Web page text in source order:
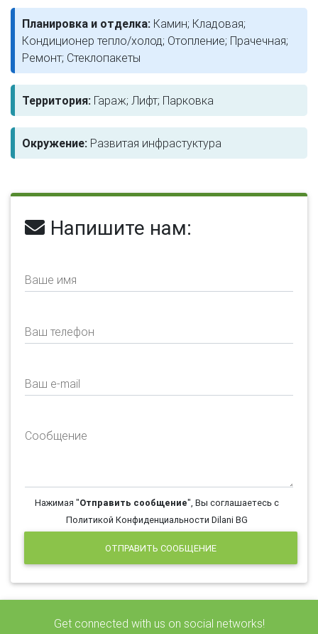
Планировка и отделка: Камин; Кладовая;
Кондиционер тепло/холод; Отопление; Прачечная;
Ремонт; Стеклопакеты
Территория: Гараж; Лифт; Парковка
Окружение: Развитая инфрастуктура
Напишите нам:
Ваше имя
Ваш телефон
Ваш e-mail
Сообщение
Нажимая "Отправить сообщение", Вы соглашаетесь с
Политикой Конфиденциальности Dilani BG
ОТПРАВИТЬ СООБЩЕНИЕ
Get connected with us on social networks!